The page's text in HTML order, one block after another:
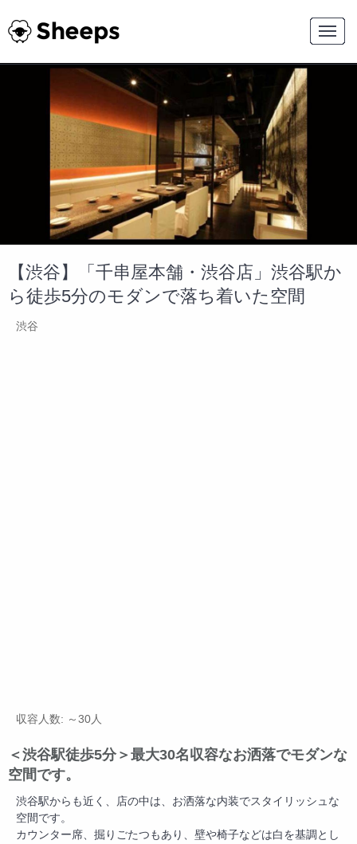
【渋谷】「千串屋本舗・渋谷店」渋谷駅か
ら徒歩5分のモダンで落ち着いた空間
渋谷
収容人数: ～30人
＜渋谷駅徒歩5分＞最大30名収容なお洒落でモダンな
空間です。
渋谷駅からも近く、店の中は、お洒落な内装でスタイリッシュな
空間です。
カウンター席、掘りごたつもあり、壁や椅子などは白を基調とし